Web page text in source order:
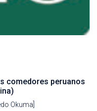
comedores peruanos
Okuma]